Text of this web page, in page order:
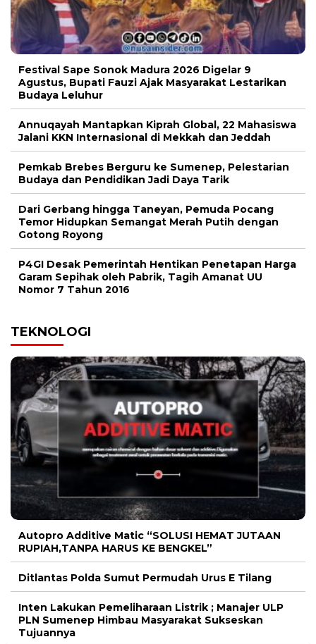
Festival Sape Sonok Madura 2026 Digelar 9
Agustus, Bupati Fauzi Ajak Masyarakat Lestarikan
Budaya Leluhur
Annuqayah Mantapkan Kiprah Global, 22 Mahasiswa
Jalani KKN Internasional di Mekkah dan Jeddah
Pemkab Brebes Berguru ke Sumenep, Pelestarian
Budaya dan Pendidikan Jadi Daya Tarik
Dari Gerbang hingga Taneyan, Pemuda Pocang
Temor Hidupkan Semangat Merah Putih dengan
Gotong Royong
P4GI Desak Pemerintah Hentikan Penetapan Harga
Garam Sepihak oleh Pabrik, Tagih Amanat UU
Nomor 7 Tahun 2016
TEKNOLOGI
Autopro Additive Matic “SOLUSI HEMAT JUTAAN
RUPIAH,TANPA HARUS KE BENGKEL”
Ditlantas Polda Sumut Permudah Urus E Tilang
Inten Lakukan Pemeliharaan Listrik ; Manajer ULP
PLN Sumenep Himbau Masyarakat Sukseskan
Tujuannya